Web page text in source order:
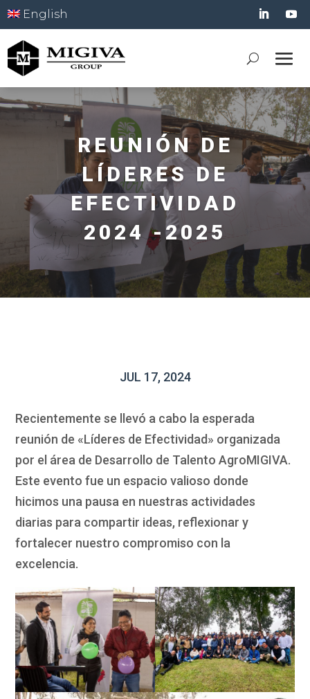
English
REUNIÓN DE
LÍDERES DE
EFECTIVIDAD
2024 -2025
JUL 17, 2024
Recientemente se llevó a cabo la esperada
reunión de «Líderes de Efectividad» organizada
por el área de Desarrollo de Talento AgroMIGIVA.
Este evento fue un espacio valioso donde
hicimos una pausa en nuestras actividades
diarias para compartir ideas, reflexionar y
fortalecer nuestro compromiso con la
excelencia.